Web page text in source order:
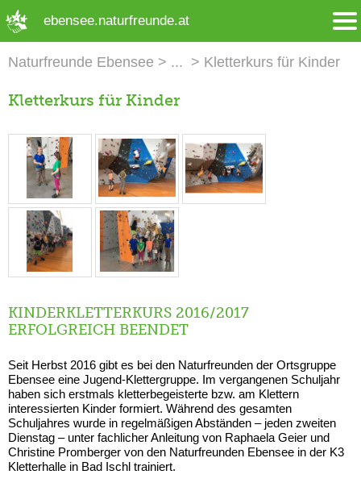
ebensee.naturfreunde.at
Naturfreunde Ebensee Kletterkurs für Kinder
Kletterkurs für Kinder
KINDERKLETTERKURS 2016/2017
ERFOLGREICH BEENDET
Seit Herbst 2016 gibt es bei den Naturfreunden der Ortsgruppe
Ebensee eine Jugend-Klettergruppe. Im vergangenen Schuljahr
haben sich erstmals kletterbegeisterte bzw. am Klettern
interessierten Kinder formiert. Während des gesamten
Schuljahres wurde in regelmäßigen Abständen – jeden zweiten
Dienstag – unter fachlicher Anleitung von Raphaela Geier und
Christine Promberger von den Naturfreunden Ebensee in der K3
Kletterhalle in Bad Ischl trainiert.